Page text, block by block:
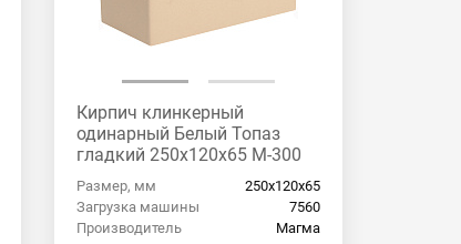
Кирпич клинкерный
одинарный Белый Топаз
гладкий 250х120х65 М-300
Размер, мм
250х120х65
Загрузка машины
7560
Производитель
Магма